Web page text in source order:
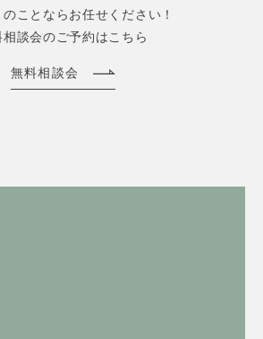
ことならお任せください！
相談会のご予約はこちら
無料相談会